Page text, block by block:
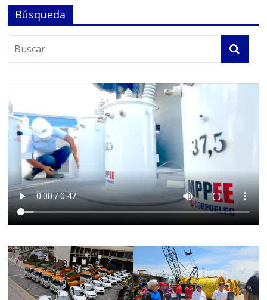
Búsqueda